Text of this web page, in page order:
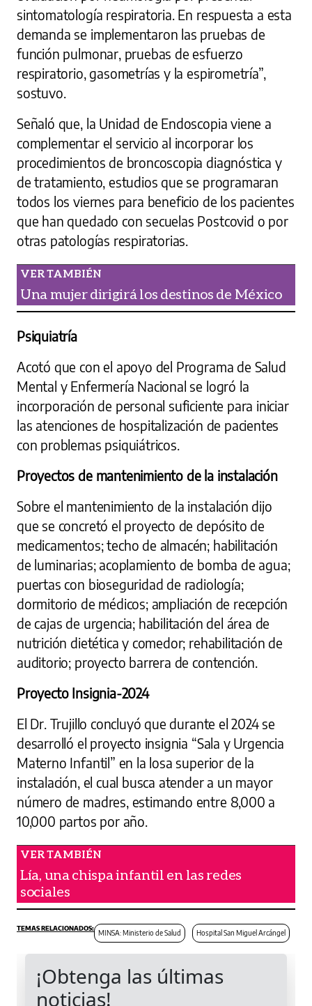
sintomatología respiratoria. En respuesta a esta
demanda se implementaron las pruebas de
función pulmonar, pruebas de esfuerzo
respiratorio, gasometrías y la espirometría”,
sostuvo.
Señaló que, la Unidad de Endoscopia viene a
complementar el servicio al incorporar los
procedimientos de broncoscopia diagnóstica y
de tratamiento, estudios que se programaran
todos los viernes para beneficio de los pacientes
que han quedado con secuelas Postcovid o por
otras patologías respiratorias.
Una mujer dirigirá los destinos de México
Psiquiatría
Acotó que con el apoyo del Programa de Salud
Mental y Enfermería Nacional se logró la
incorporación de personal suficiente para iniciar
las atenciones de hospitalización de pacientes
con problemas psiquiátricos.
Proyectos de mantenimiento de la instalación
Sobre el mantenimiento de la instalación dijo
que se concretó el proyecto de depósito de
medicamentos; techo de almacén; habilitación
de luminarias; acoplamiento de bomba de agua;
puertas con bioseguridad de radiología;
dormitorio de médicos; ampliación de recepción
de cajas de urgencia; habilitación del área de
nutrición dietética y comedor; rehabilitación de
auditorio; proyecto barrera de contención.
Proyecto Insignia-2024
El Dr. Trujillo concluyó que durante el 2024 se
desarrolló el proyecto insignia “Sala y Urgencia
Materno Infantil” en la losa superior de la
instalación, el cual busca atender a un mayor
número de madres, estimando entre 8,000 a
10,000 partos por año.
Lía, una chispa infantil en las redes
sociales
MINSA: Ministerio de Salud Hospital San Miguel Arcángel